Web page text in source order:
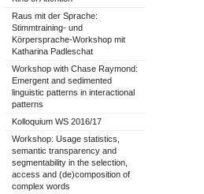
Raus mit der Sprache:
Stimmtraining- und
Körpersprache-Workshop mit
Katharina Padleschat
Workshop with Chase Raymond:
Emergent and sedimented
linguistic patterns in interactional
patterns
Kolloquium WS 2016/17
Workshop: Usage statistics,
semantic transparency and
segmentability in the selection,
access and (de)composition of
complex words